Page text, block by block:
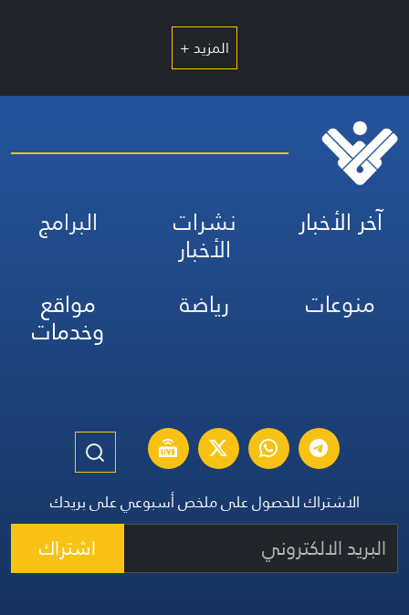
المزيد +
آخر الأخبار نشرات
الأخبار
البرامج
منوعات
رياضة مواقع
وخدمات
الاشتراك للحصول على ملخص أسبوعي على بريدك
اشتراك